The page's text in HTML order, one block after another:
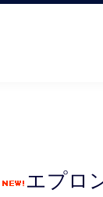
エプロ